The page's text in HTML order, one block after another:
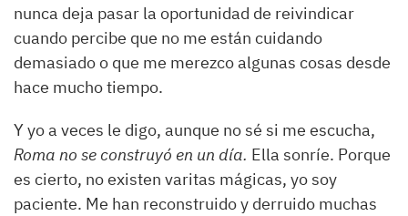
nunca deja pasar la oportunidad de reivindicar
cuando percibe que no me están cuidando
demasiado o que me merezco algunas cosas desde
hace mucho tiempo.
Y yo a veces le digo, aunque no sé si me escucha,
Roma no se construyó en un día. Ella sonríe. Porque
es cierto, no existen varitas mágicas, yo soy
paciente. Me han reconstruido y derruido muchas